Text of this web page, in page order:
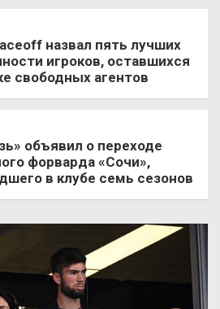
назвал пять лучших
игроков, оставшихся
свободных агентов
объявил о переходе
форварда «Сочи»,
в клубе семь сезонов